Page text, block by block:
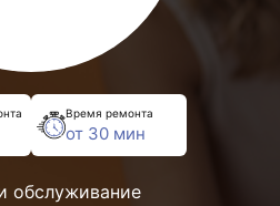
Время ремонта
от 30 мин
обслуживание